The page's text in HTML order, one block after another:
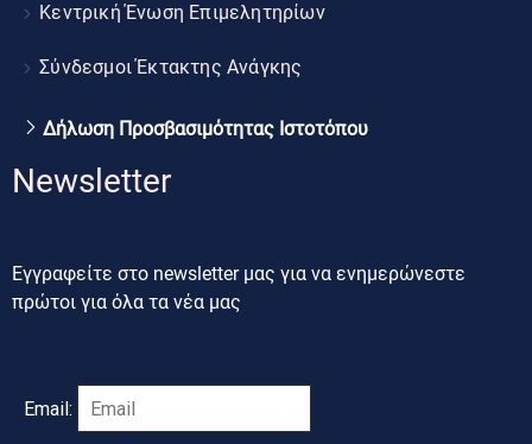
Κεντρική Ένωση Επιμελητηρίων
Σύνδεσμοι Έκτακτης Ανάγκης
Δήλωση Προσβασιμότητας Ιστοτόπου
Newsletter
Εγγραφείτε στο newsletter μας για να ενημερώνεστε
πρώτοι για όλα τα νέα μας
Email: